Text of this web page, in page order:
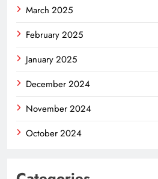
March 2025
February 2025
January 2025
December 2024
November 2024
October 2024